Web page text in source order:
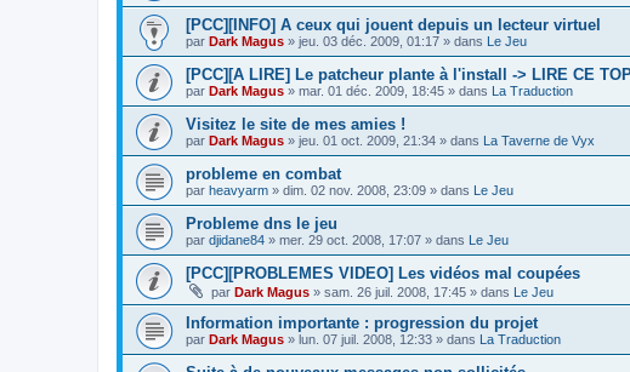
[PCC][INFO] A ceux qui jouent depuis un lecteur virtuel
par Dark Magus » jeu. 03 déc. 2009, 01:17 » dans Le Jeu
[PCC][A LIRE] Le patcheur plante à l'install -> LIRE CE
par Dark Magus » mar. 01 déc. 2009, 18:45 » dans La Traduction
Visitez le site de mes amies !
par Dark Magus » jeu. 01 oct. 2009, 21:34 » dans La Taverne de Vyx
probleme en combat
par heavyarm » dim. 02 nov. 2008, 23:09 » dans Le Jeu
Probleme dns le jeu
par djidane84 » mer. 29 oct. 2008, 17:07 » dans Le Jeu
[PCC][PROBLEMES VIDEO] Les vidéos mal coupées
par Dark Magus » sam. 26 juil. 2008, 17:45 » dans Le Jeu
Information importante : progression du projet
par Dark Magus » lun. 07 juil. 2008, 12:33 » dans La Traduction